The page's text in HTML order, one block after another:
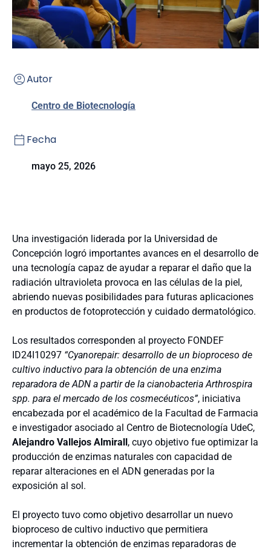
Autor
Centro de Biotecnología
Fecha
mayo 25, 2026
Una investigación liderada por la Universidad de
Concepción logró importantes avances en el desarrollo de
una tecnología capaz de ayudar a reparar el daño que la
radiación ultravioleta provoca en las células de la piel,
abriendo nuevas posibilidades para futuras aplicaciones
en productos de fotoprotección y cuidado dermatológico.
Los resultados corresponden al proyecto FONDEF
ID24I10297 “Cyanorepair: desarrollo de un bioproceso de
cultivo inductivo para la obtención de una enzima
reparadora de ADN a partir de la cianobacteria Arthrospira
spp. para el mercado de los cosmecéuticos”, iniciativa
encabezada por el académico de la Facultad de Farmacia
e investigador asociado al Centro de Biotecnología UdeC,
Alejandro Vallejos Almirall, cuyo objetivo fue optimizar la
producción de enzimas naturales con capacidad de
reparar alteraciones en el ADN generadas por la
exposición al sol.
El proyecto tuvo como objetivo desarrollar un nuevo
bioproceso de cultivo inductivo que permitiera
incrementar la obtención de enzimas reparadoras de